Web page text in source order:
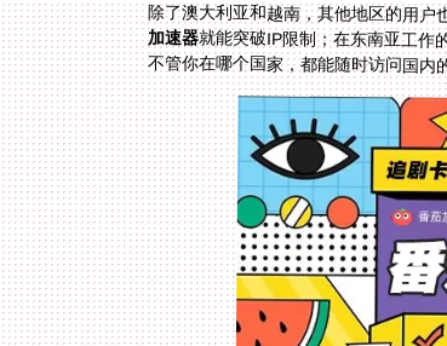
除了澳大利亚和越南，其他地区的用户
加速器就能突破IP限制；在东南亚工作
不管你在哪个国家，都能随时访问国内